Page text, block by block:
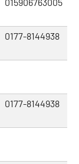
0177-8144938
0177-8144938